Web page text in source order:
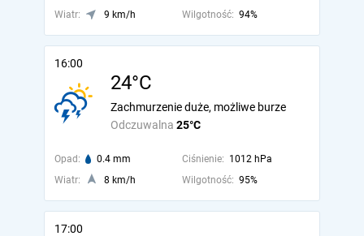
Wiatr:
9 km/h Wilgotność: 94%
16:00
24°C
Odczuwalna 25°C
Zachmurzenie duże, możliwe burze
Opad: 0.4 mm Ciśnienie: 1012 hPa
Wiatr:
8 km/h Wilgotność: 95%
17:00